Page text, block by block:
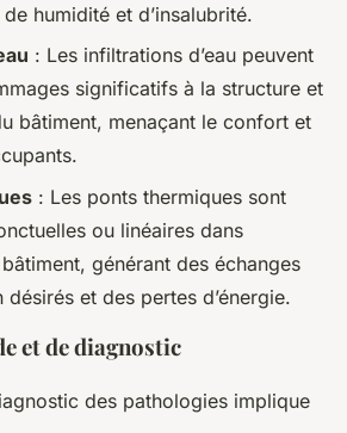
humidité et d’insalubrité.
: Les infiltrations d’eau peuvent
significatifs à la structure et
bâtiment, menaçant le confort et
: Les ponts thermiques sont
ou linéaires dans
générant des échanges
et des pertes d’énergie.
et de diagnostic
des pathologies implique